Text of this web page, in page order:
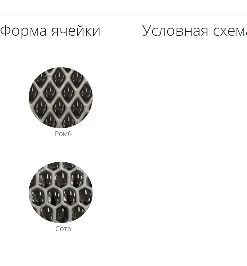
Форма ячейки
Ромб
Сота
Условная